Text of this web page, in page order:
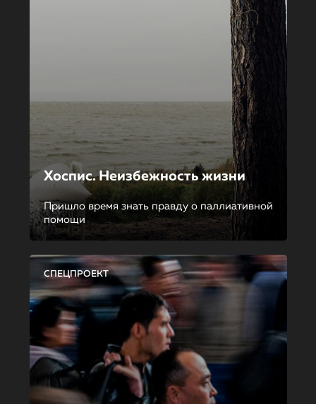
Хоспис. Неизбежность жизни
Пришло время знать правду о паллиативной
помощи
СПЕЦПРОЕКТ